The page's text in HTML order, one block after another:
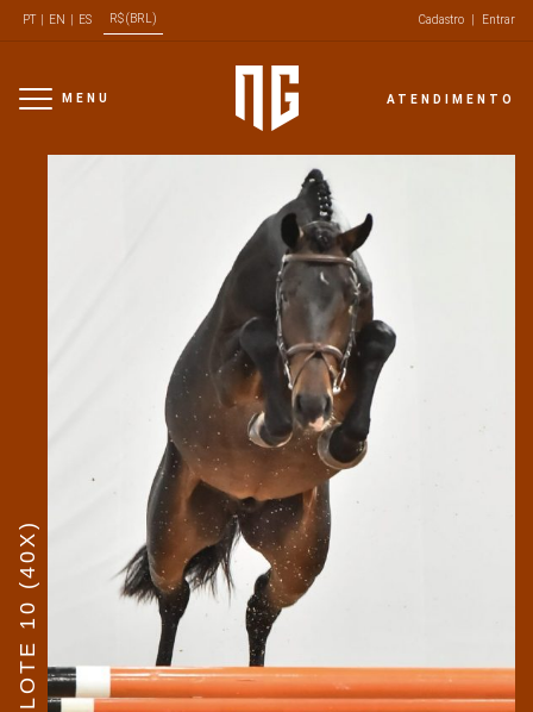
PT| EN ES R$ (BRL) Cadastro Entrar
ATENDIMENTO
MENU
LOTE 10 (40X)